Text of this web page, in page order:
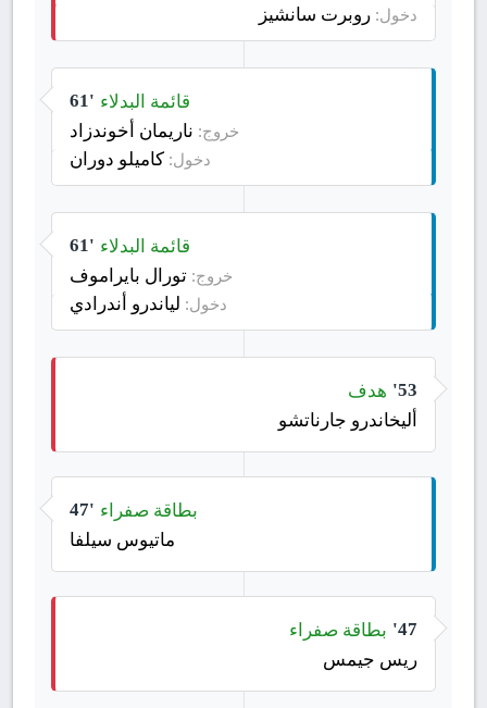
دخول: روبرت سانشيز
61' قائمة البدلاء
خروج: ناريمان أخوندزاد
دخول: كاميلو دوران
61' قائمة البدلاء
خروج: تورال بايراموف
دخول: لياندرو أندرادي
53' هدف
أليخاندرو جارناتشو
47' بطاقة صفراء
ماتيوس سيلفا
47' بطاقة صفراء
ريس جيمس